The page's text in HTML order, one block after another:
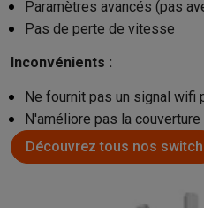
Paramètres avancés (pas
Pas de perte de vitesse
Inconvénients :
Ne fournit pas un signal wifi
N'améliore pas la
Découvrez tous nos switch